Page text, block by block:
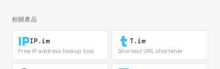
相關產品
IP.im
Free IP address lookup tool
T.im
Shortest URL shortener